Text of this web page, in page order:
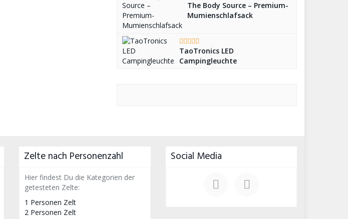
The Body Source – Premium-
Mumienschlafsack
TaoTronics LED
Campingleuchte
Zelte nach Personenzahl
Hier findest Du die Kategorien der
getesteten Zelte:
1 Personen Zelt
2 Personen Zelt
Social Media